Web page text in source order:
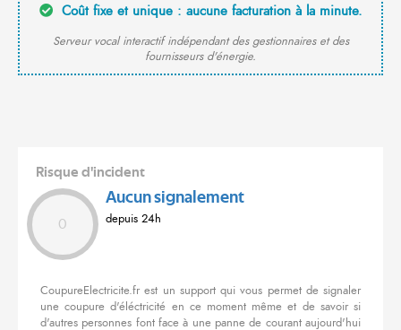
Coût fixe et unique : aucune facturation à la minute.
Serveur vocal interactif indépendant des gestionnaires et des
fournisseurs d'énergie.
Risque d'incident
0
Aucun signalement
depuis 24h
CoupureElectricite.fr est un support qui vous permet de signaler
une coupure d'éléctricité en ce moment même et de savoir si
d'autres personnes font face à une panne de courant aujourd'hui